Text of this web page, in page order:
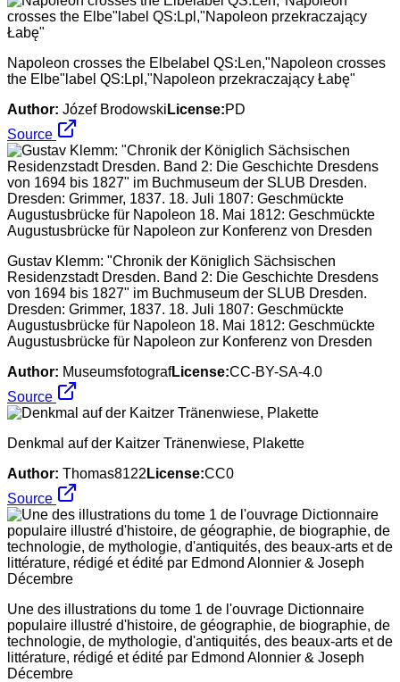
Napoleon crosses the Elbelabel QS:Len,"Napoleon crosses
the Elbe"label QS:Lpl,"Napoleon przekraczający Łabę"
Author: Józef Brodowski License:PD
Source
Gustav Klemm: "Chronik der Königlich Sächsischen
Residenzstadt Dresden. Band 2: Die Geschichte Dresdens
von 1694 bis 1827" im Buchmuseum der SLUB Dresden.
Dresden: Grimmer, 1837. 18. Juli 1807: Geschmückte
Augustusbrücke für Napoleon 18. Mai 1812: Geschmückte
Augustusbrücke für Napoleon zur Konferenz von Dresden
Author: MuseumsfotografLicense:CC-BY-SA-4.0
Source
Denkmal auf der Kaitzer Tränenwiese, Plakette
Author: Thomas8122 License:CC0
Source
Une des illustrations du tome 1 de l'ouvrage Dictionnaire
populaire illustré d'histoire, de géographie, de biographie, de
technologie, de mythologie, d'antiquités, des beaux-arts et de
littérature, rédigé et édité par Edmond Alonnier & Joseph
Décembre